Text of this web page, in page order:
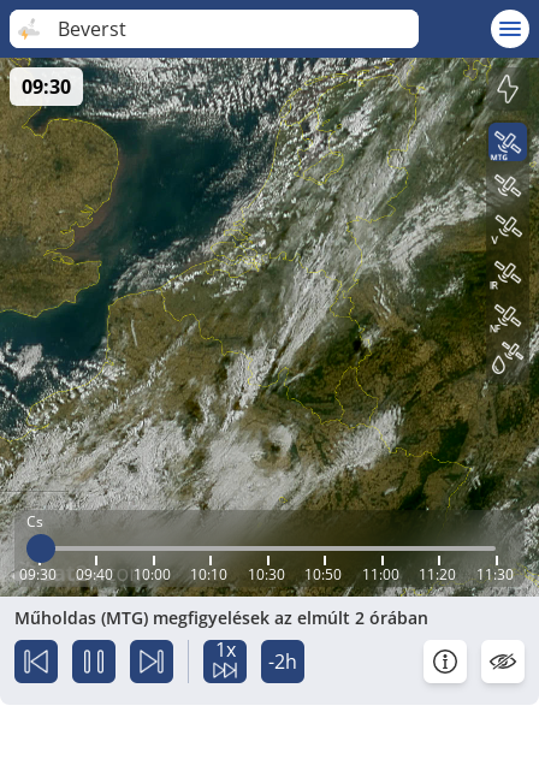
Beverst
Cs
09:30 09:40 10:00 10:10 10:30 10:50 11:00 11:20 11:30
09:30
Műholdas (MTG) megfigyelések az elmúlt 2 órában
1x -2h